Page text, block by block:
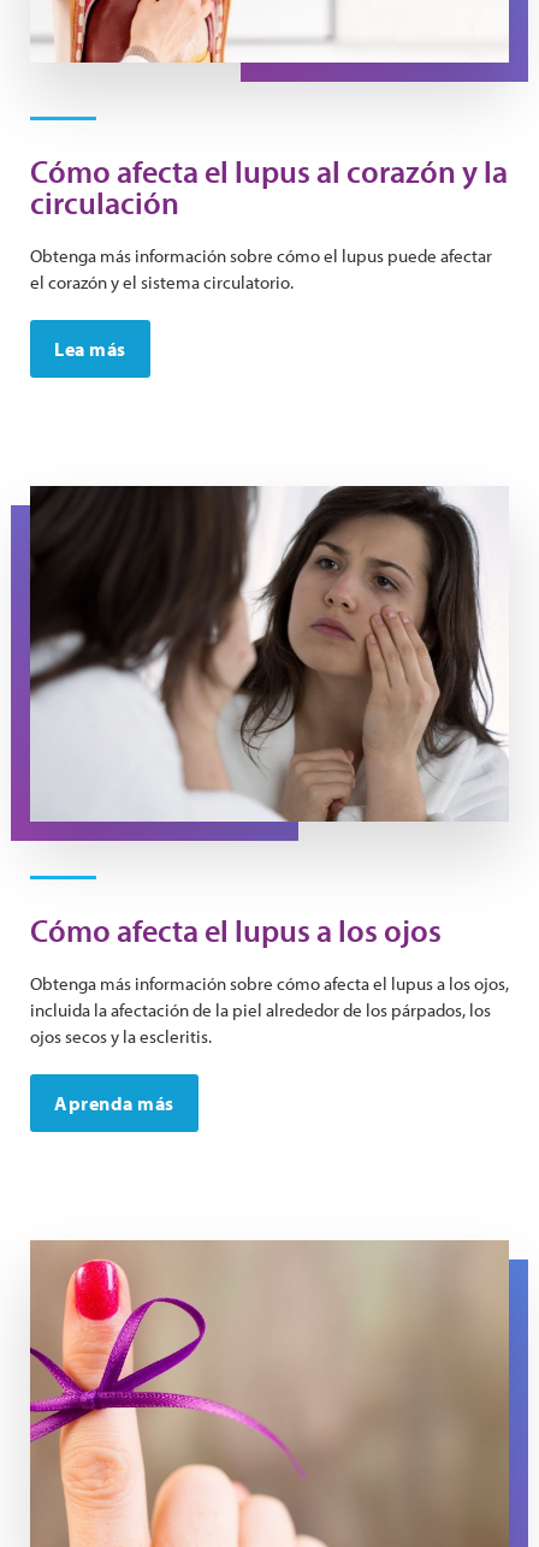
Cómo afecta el lupus al corazón y la
circulación
Obtenga más información sobre cómo el lupus puede afectar
el corazón y el sistema circulatorio.
Lea más
A woman looks at her eyes in the mirror.
Cómo afecta el lupus a los ojos
Obtenga más información sobre cómo afecta el lupus a los ojos,
incluida la afectación de la piel alrededor de los párpados, los
ojos secos y la escleritis.
Aprenda más
A purple string is tied around a finger.